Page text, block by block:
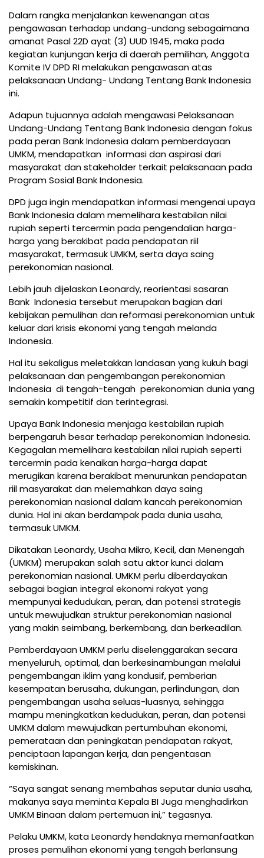
Dalam rangka menjalankan kewenangan atas
pengawasan terhadap undang-undang sebagaimana
amanat Pasal 22D ayat (3) UUD 1945, maka pada
kegiatan kunjungan kerja di daerah pemilihan, Anggota
Komite IV DPD RI melakukan pengawasan atas
pelaksanaan Undang- Undang Tentang Bank Indonesia
ini.
Adapun tujuannya adalah mengawasi Pelaksanaan
Undang-Undang Tentang Bank Indonesia dengan fokus
pada peran Bank Indonesia dalam pemberdayaan
UMKM, mendapatkan informasi dan aspirasi dari
masyarakat dan stakeholder terkait pelaksanaan pada
Program Sosial Bank Indonesia.
DPD juga ingin mendapatkan informasi mengenai upaya
Bank Indonesia dalam memelihara kestabilan nilai
rupiah seperti tercermin pada pengendalian harga-
harga yang berakibat pada pendapatan riil
masyarakat, termasuk UMKM, serta daya saing
perekonomian nasional.
Lebih jauh dijelaskan Leonardy, reorientasi sasaran
Bank Indonesia tersebut merupakan bagian dari
kebijakan pemulihan dan reformasi perekonomian untuk
keluar dari krisis ekonomi yang tengah melanda
Indonesia.
Hal itu sekaligus meletakkan landasan yang kukuh bagi
pelaksanaan dan pengembangan perekonomian
Indonesia di tengah-tengah perekonomian dunia yang
semakin kompetitif dan terintegrasi.
Upaya Bank Indonesia menjaga kestabilan rupiah
berpengaruh besar terhadap perekonomian Indonesia.
Kegagalan memelihara kestabilan nilai rupiah seperti
tercermin pada kenaikan harga-harga dapat
merugikan karena berakibat menurunkan pendapatan
riil masyarakat dan melemahkan daya saing
perekonomian nasional dalam kancah perekonomian
dunia. Hal ini akan berdampak pada dunia usaha,
termasuk UMKM.
Dikatakan Leonardy, Usaha Mikro, Kecil, dan Menengah
(UMKM) merupakan salah satu aktor kunci dalam
perekonomian nasional. UMKM perlu diberdayakan
sebagai bagian integral ekonomi rakyat yang
mempunyai kedudukan, peran, dan potensi strategis
untuk mewujudkan struktur perekonomian nasional
yang makin seimbang, berkembang, dan berkeadilan.
Pemberdayaan UMKM perlu diselenggarakan secara
menyeluruh, optimal, dan berkesinambungan melalui
pengembangan iklim yang kondusif, pemberian
kesempatan berusaha, dukungan, perlindungan, dan
pengembangan usaha seluas-luasnya, sehingga
mampu meningkatkan kedudukan, peran, dan potensi
UMKM dalam mewujudkan pertumbuhan ekonomi,
pemerataan dan peningkatan pendapatan rakyat,
penciptaan lapangan kerja, dan pengentasan
kemiskinan.
“Saya sangat senang membahas seputar dunia usaha,
makanya saya meminta Kepala BI Juga menghadirkan
UMKM Binaan dalam pertemuan ini,” tegasnya.
Pelaku UMKM, kata Leonardy hendaknya memanfaatkan
proses pemulihan ekonomi yang tengah berlansung